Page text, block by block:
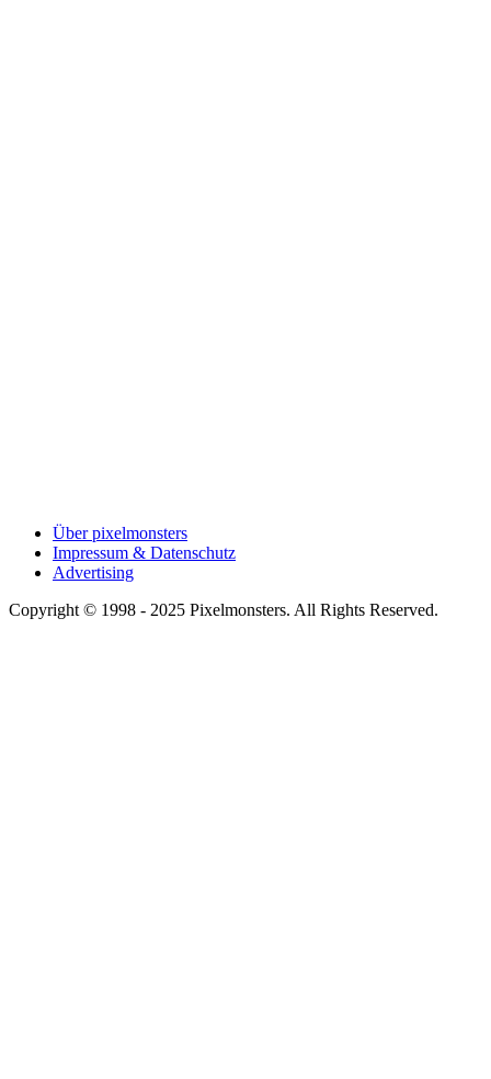
Über pixelmonsters
Impressum & Datenschutz
Advertising
Copyright © 1998 - 2025 Pixelmonsters. All Rights Reserved.